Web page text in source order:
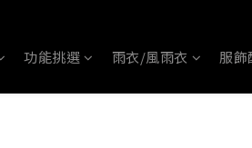
功能挑選 雨衣/風雨衣 服飾